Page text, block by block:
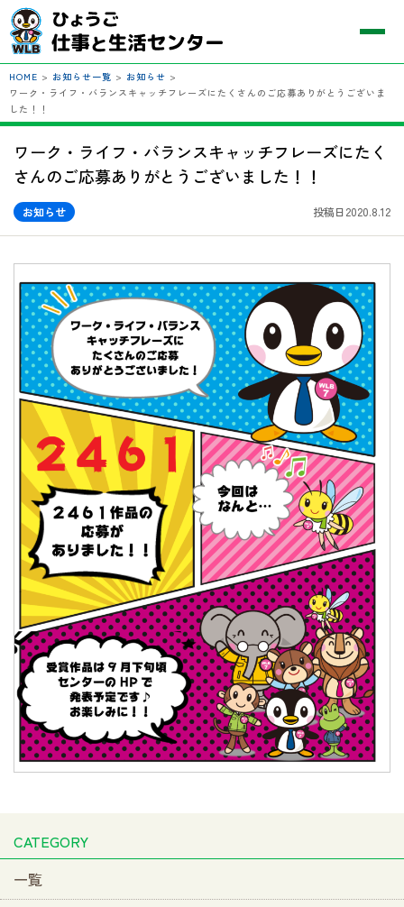
HOME > お知らせ一覧 > お知らせ >
ワーク・ライフ・バランスキャッチフレーズにたくさんのご応募ありがとうございま
した！！
ワーク・ライフ・バランスキャッチフレーズにたく
さんのご応募ありがとうございました！！
お知らせ 投稿日2020.8.12
CATEGORY
一覧